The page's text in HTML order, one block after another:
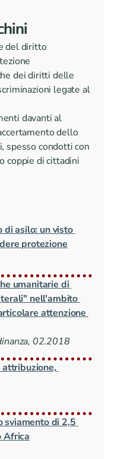
del diritto
dei diritti delle
legate al
davanti al
dello
spesso condotti con
coppie di cittadini
asilo: un visto
protezione
umanitarie di
nell'ambito
attenzione
02.2018
sviamento di 2,5
Africa